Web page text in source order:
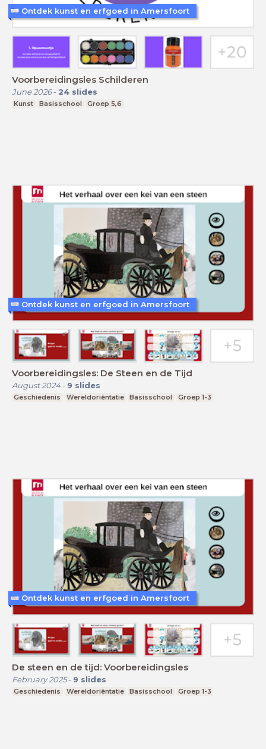
Voorbereidingsles Schilderen
June 2026- 24 slides
Kunst Basisschool Groep 5,6
Ontdek kunst en erfgoed in Amersfoort
Voorbereidingsles: De Steen en de Tijd
August 2024- 9 slides
Geschiedenis Wereldoriëntatie Basisschool Groep 1-3
Ontdek kunst en erfgoed in Amersfoort
De steen en de tijd: Voorbereidingsles
February 2025- 9 slides
Geschiedenis Wereldoriëntatie Basisschool Groep 1-3
Ontdek kunst en erfgoed in Amersfoort